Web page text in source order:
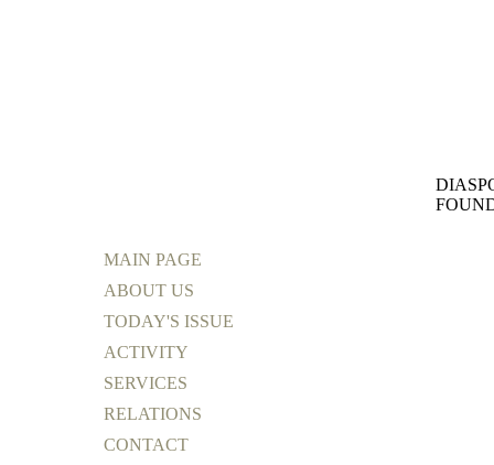
MAIN PAGE
ABOUT US
TODAY'S ISSUE
ACTIVITY
SERVICES
RELATIONS
CONTACT